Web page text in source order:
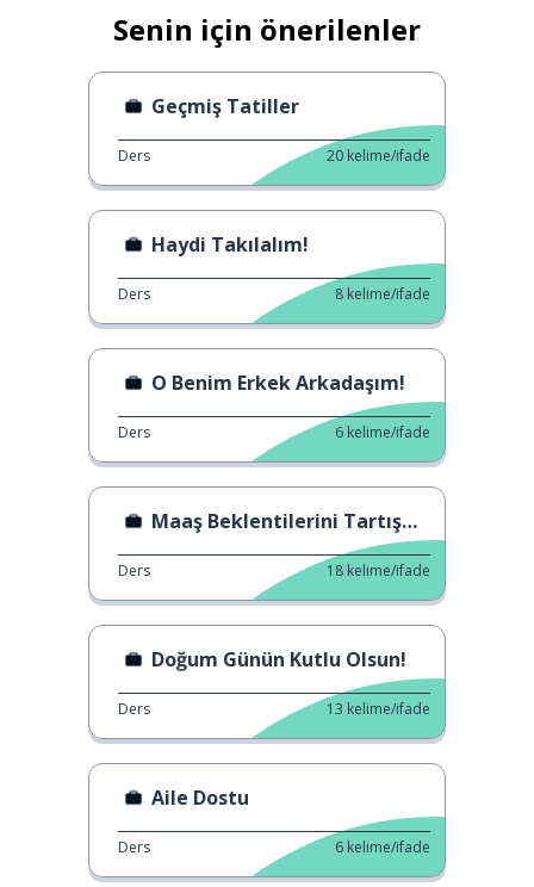
Senin için önerilenler
Geçmiş Tatiller
Ders 20 kelime/ifade
Haydi Takılalım!
Ders 8 kelime/ifade
O Benim Erkek Arkadaşım!
Ders 6 kelime/ifade
Maaş Beklentilerini Tartışmak
Ders 18 kelime/ifade
Doğum Günün Kutlu Olsun!
Ders 13 kelime/ifade
Aile Dostu
Ders 6 kelime/ifade